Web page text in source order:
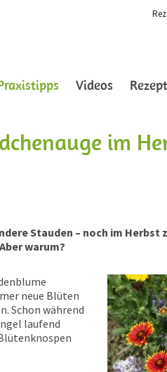
(current)
Videos
im
Stauden – noch im
warum?
neue Blüten
Schon während
laufend